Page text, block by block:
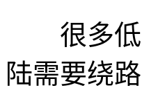
很多低
陆需要绕